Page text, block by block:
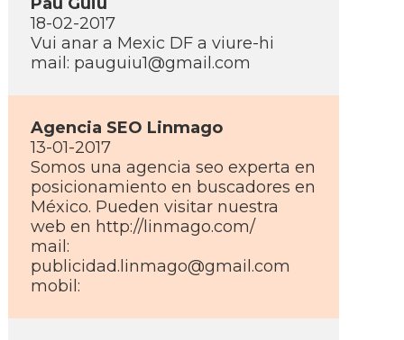
18-02-2017
Vui anar a Mexic DF a viure-hi
mail: pauguiu1@gmail.com
Agencia SEO Linmago
13-01-2017
Somos una agencia seo experta en
posicionamiento en buscadores en
México. Pueden visitar nuestra
web en http://linmago.com/
mail:
publicidad.linmago@gmail.com
mobil: